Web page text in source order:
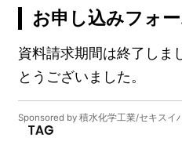
お申し込みフォ
資料請求期間は終了しま
とうございました。
Sponsored by 積水化学工業/セキスイ